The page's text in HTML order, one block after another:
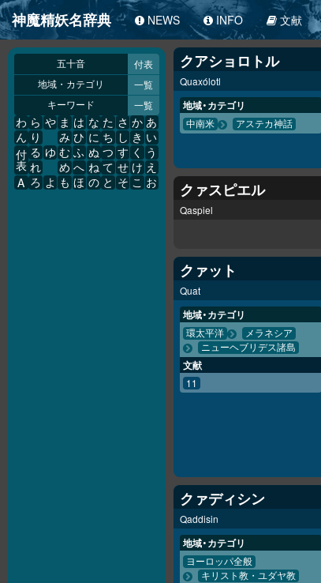
神魔精妖名辞典 NEWS INFO 文献
五十音 付表
地域・カテゴリ 一覧
キーワード 一覧
あ
い
う
え
お
か
き
く
け
こ
さ
し
す
せ
そ
た
ち
つ
て
と
な
に
ぬ
ね
の
は
ひ
ふ
へ
ほ
ま
み
む
め
も
や
ゆ
よ
ら
り
る
れ
ろ
わ
ん
付
表
A
クアショロトル
Quaxólotl
地域・カテゴリ
中南米 アステカ神話
クァスピエル
Qaspiel
クァット
Quat
地域・カテゴリ
環太平洋
メラネシア
ニューヘブリデス諸島
文献
11
クァディシン
Qaddisin
地域・カテゴリ
ヨーロッパ全般
キリスト教・ユダヤ教